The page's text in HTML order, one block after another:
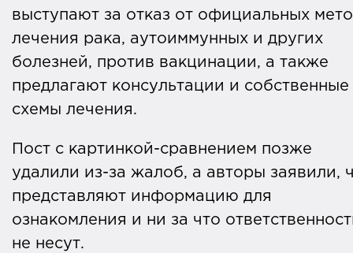
выступают за отказ от официальных
лечения рака, аутоиммунных и других
болезней, против вакцинации, а также
предлагают консультации и собственные
схемы лечения.
Пост с картинкой-сравнением позже
удалили из-за жалоб, а авторы заявили,
представляют информацию для
ознакомления и ни за что
не несут.